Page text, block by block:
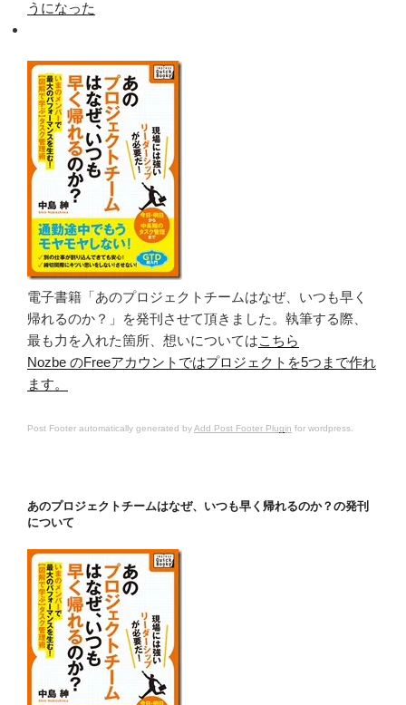
うになった
電子書籍「あのプロジェクトチームはなぜ、いつも早く
帰れるのか？」を発刊させて頂きました。執筆する際、
最も力を入れた箇所、想いについてはこちら
Nozbe のFreeアカウントではプロジェクトを5つまで作れ
ます。
Post Footer automatically generated byAdd Post Footer Plugin for wordpress.
あのプロジェクトチームはなぜ、いつも早く帰れるのか？の発刊
について